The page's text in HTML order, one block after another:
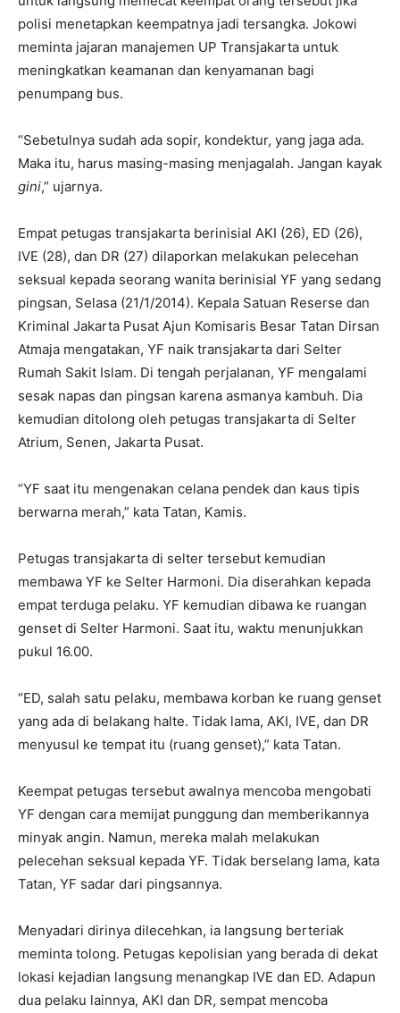
polisi menetapkan keempatnya jadi tersangka. Jokowi
meminta jajaran manajemen UP Transjakarta untuk
meningkatkan keamanan dan kenyamanan bagi
penumpang bus.
“Sebetulnya sudah ada sopir, kondektur, yang jaga ada.
Maka itu, harus masing-masing menjagalah. Jangan kayak
gini,” ujarnya.
Empat petugas transjakarta berinisial AKI (26), ED (26),
IVE (28), dan DR (27) dilaporkan melakukan pelecehan
seksual kepada seorang wanita berinisial YF yang sedang
pingsan, Selasa (21/1/2014). Kepala Satuan Reserse dan
Kriminal Jakarta Pusat Ajun Komisaris Besar Tatan Dirsan
Atmaja mengatakan, YF naik transjakarta dari Selter
Rumah Sakit Islam. Di tengah perjalanan, YF mengalami
sesak napas dan pingsan karena asmanya kambuh. Dia
kemudian ditolong oleh petugas transjakarta di Selter
Atrium, Senen, Jakarta Pusat.
“YF saat itu mengenakan celana pendek dan kaus tipis
berwarna merah,” kata Tatan, Kamis.
Petugas transjakarta di selter tersebut kemudian
membawa YF ke Selter Harmoni. Dia diserahkan kepada
empat terduga pelaku. YF kemudian dibawa ke ruangan
genset di Selter Harmoni. Saat itu, waktu menunjukkan
pukul 16.00.
“ED, salah satu pelaku, membawa korban ke ruang genset
yang ada di belakang halte. Tidak lama, AKI, IVE, dan DR
menyusul ke tempat itu (ruang genset),” kata Tatan.
Keempat petugas tersebut awalnya mencoba mengobati
YF dengan cara memijat punggung dan memberikannya
minyak angin. Namun, mereka malah melakukan
pelecehan seksual kepada YF. Tidak berselang lama, kata
Tatan, YF sadar dari pingsannya.
Menyadari dirinya dilecehkan, ia langsung berteriak
meminta tolong. Petugas kepolisian yang berada di dekat
lokasi kejadian langsung menangkap IVE dan ED. Adapun
dua pelaku lainnya, AKI dan DR, sempat mencoba